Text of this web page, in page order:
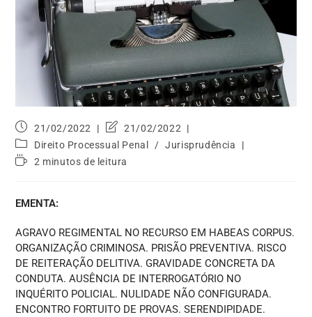
21/02/2022
21/02/2022
Direito Processual Penal
/ Jurisprudência
2 minutos de leitura
EMENTA:
AGRAVO REGIMENTAL NO RECURSO EM HABEAS CORPUS.
ORGANIZAÇÃO CRIMINOSA. PRISÃO PREVENTIVA. RISCO
DE REITERAÇÃO DELITIVA. GRAVIDADE CONCRETA DA
CONDUTA. AUSÊNCIA DE INTERROGATÓRIO NO
INQUÉRITO POLICIAL. NULIDADE NÃO CONFIGURADA.
ENCONTRO FORTUITO DE PROVAS. SERENDIPIDADE.